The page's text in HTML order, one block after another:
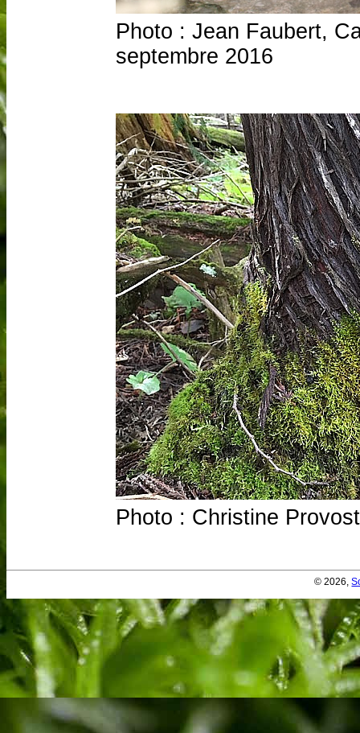
Photo : Jean Faubert,
septembre 2016
Photo : Christine
© 2026,